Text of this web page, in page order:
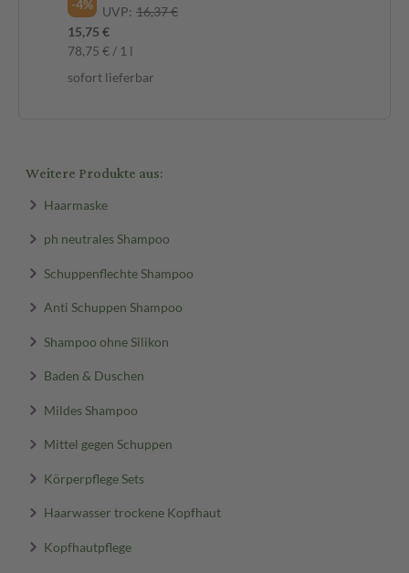
-4% UVP: 16,37 €
15,75 €
78,75 € / 1 l
sofort lieferbar
Weitere Produkte aus:
Haarmaske
ph neutrales Shampoo
Schuppenflechte Shampoo
Anti Schuppen Shampoo
Shampoo ohne Silikon
Baden & Duschen
Mildes Shampoo
Mittel gegen Schuppen
Körperpflege Sets
Haarwasser trockene Kopfhaut
Kopfhautpflege